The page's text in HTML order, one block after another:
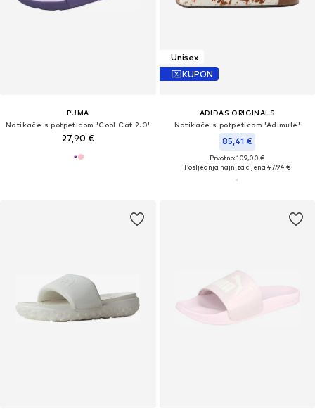
PUMA
Natikače s potpeticom 'Cool Cat 2.0'
27,90 €
Unisex
KUPON
ADIDAS ORIGINALS
Natikače s potpeticom 'Adimule'
85,41 €
Prvotno: 109,00 €
Posljednja najniža cijena:47,94 €